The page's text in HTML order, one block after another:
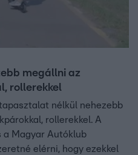
megállni az
rollerekkel
nélkül nehezebb
rollerekkel. A
a Magyar Autóklub
elérni, hogy ezekkel